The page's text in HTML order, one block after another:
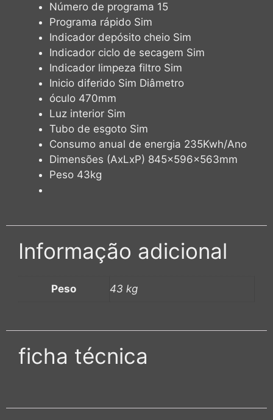
Número de programa 15
Programa rápido Sim
Indicador depósito cheio Sim
Indicador ciclo de secagem Sim
Indicador limpeza filtro Sim
Inicio diferido Sim Diâmetro
óculo 470mm
Luz interior Sim
Tubo de esgoto Sim
Consumo anual de energia 235Kwh/Ano
Dimensões (AxLxP) 845x596x563mm
Peso 43kg
Informação adicional
Peso 43 kg
ficha técnica